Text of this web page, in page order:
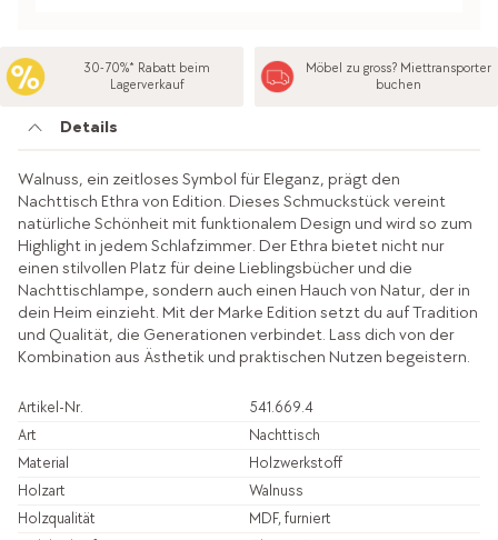
30-70%* Rabatt beim
Lagerverkauf
Möbel zu gross? Miettransporter
buchen
Details
Walnuss, ein zeitloses Symbol für Eleganz, prägt den
Nachttisch Ethra von Edition. Dieses Schmuckstück vereint
natürliche Schönheit mit funktionalem Design und wird so zum
Highlight in jedem Schlafzimmer. Der Ethra bietet nicht nur
einen stilvollen Platz für deine Lieblingsbücher und die
Nachttischlampe, sondern auch einen Hauch von Natur, der in
dein Heim einzieht. Mit der Marke Edition setzt du auf Tradition
und Qualität, die Generationen verbindet. Lass dich von der
Kombination aus Ästhetik und praktischen Nutzen begeistern.
Artikel-Nr.
541.669.4
Art
Nachttisch
Material
Holzwerkstoff
Holzart
Walnuss
Holzqualität
MDF, furniert